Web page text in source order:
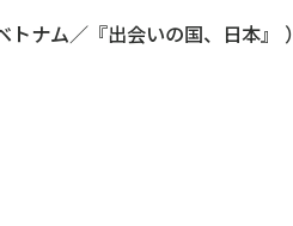
ム／『出会いの国、日本』 ）